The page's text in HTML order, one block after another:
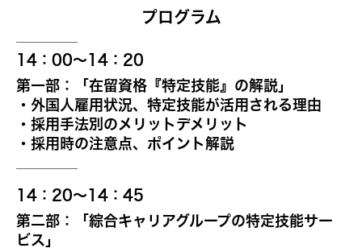
プログラム
14：00～14：20
第一部：「在留資格『特定技能』の解説」
・外国人雇用状況、特定技能が活用される理由
・採用手法別のメリットデメリット
・採用時の注意点、ポイント解説
14：20～14：45
第二部：「綜合キャリアグループの特定技能サー
ビス」